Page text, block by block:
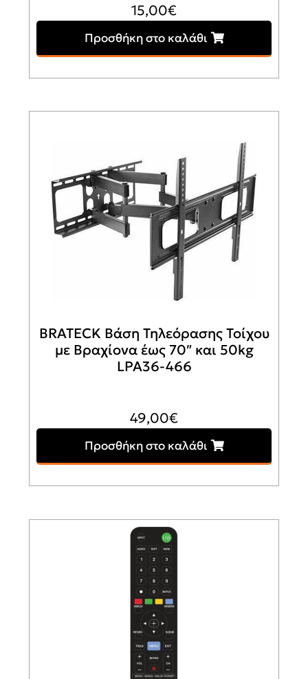
15,00€
Προσθήκη στο καλάθι
BRATECK Βάση Τηλεόρασης Τοίχου
με Βραχίονα έως 70″ και 50kg
LPA36-466
49,00€
Προσθήκη στο καλάθι